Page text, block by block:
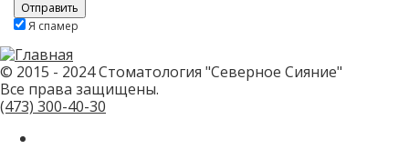
Скажите,
не
заполняйте
это
поле.
CAPTCHA
только
роботов!
Я спамер
© 2015 - 2024 Стоматология "Северное Сияние"
Все права защищены.
(473) 300-40-30